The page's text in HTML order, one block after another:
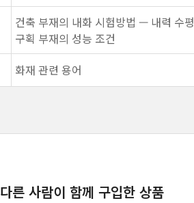
건축 부재의 내화 시험방법 — 내력 수평
구획 부재의 성능 조건
화재 관련 용어
다른 사람이 함께 구입한 상품